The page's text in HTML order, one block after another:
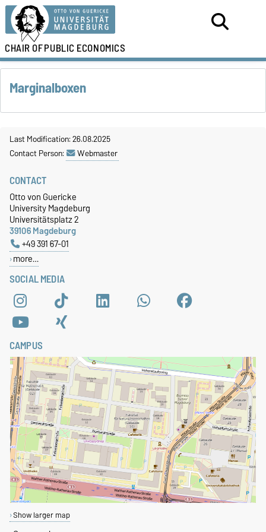
CHAIR OFPUBLIC ECONOMICS
Marginalboxen
Last Modification: 26.08.2025
Contact Person:
Webmaster
SOCIAL MEDIA
CONTACT
Otto von Guericke
University Magdeburg
Universitätsplatz 2
39106 Magdeburg
+49 391 67-01
more…
CAMPUS
Show larger map